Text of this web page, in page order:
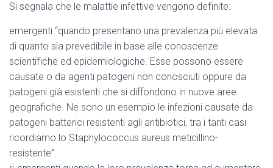
Si segnala che le malattie infettive vengono definite:
emergenti “quando presentano una prevalenza più elevata
di quanto sia prevedibile in base alle conoscenze
scientifiche ed epidemiologiche. Esse possono essere
causate o da agenti patogeni non conosciuti oppure da
patogeni già esistenti che si diffondono in nuove aree
geografiche. Ne sono un esempio le infezioni causate da
patogeni batterici resistenti agli antibiotici, tra i tanti casi
ricordiamo lo Staphylococcus aureus meticillino-
resistente”.